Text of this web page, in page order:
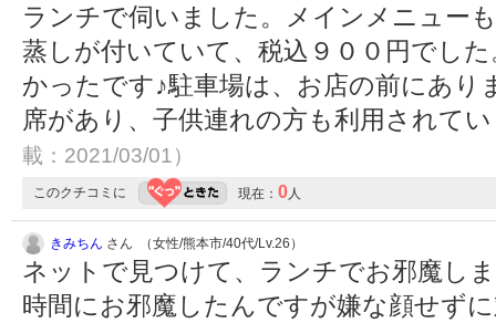
ランチで伺いました。メインメニュー
蒸しが付いていて、税込９００円でし
かったです♪駐車場は、お店の前にあり
席があり、子供連れの方も利用されて
載：2021/03/01）
このクチコミに 現在： 0 人
きみちん さん （女性/熊本市/40代/Lv.26）
ネットで見つけて、ランチでお邪魔し
時間にお邪魔したんですが嫌な顔せず